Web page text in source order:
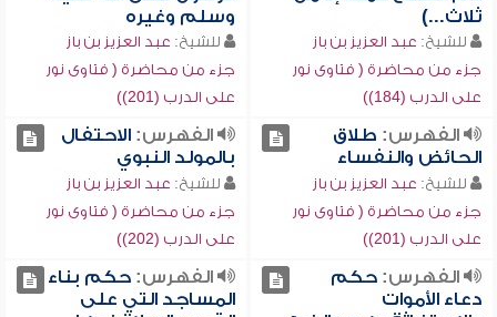
ثلاث...)
للشيخ: عبد العزيز بن باز
جزء من محاضرة ( فتاوى نور
على الدرب (184))
وسلم وغيره
للشيخ: عبد العزيز بن باز
جزء من محاضرة ( فتاوى نور
على الدرب (201))
الفهرس: طلاق
الحائض والنفساء
للشيخ: عبد العزيز بن باز
جزء من محاضرة ( فتاوى نور
على الدرب (201))
الفهرس:الاحتفال
بالمولد النبوي
للشيخ: عبد العزيز بن باز
جزء من محاضرة ( فتاوى نور
على الدرب (202))
الفهرس:حكم
دعاء الأموات
الفهرس:حكم بناء
المساجد التي على